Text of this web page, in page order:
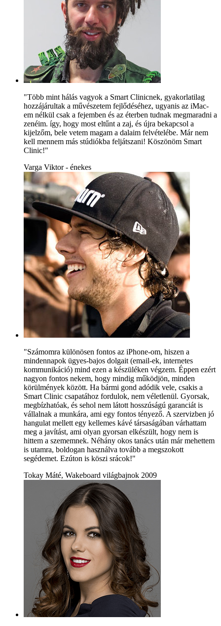
"Több mint hálás vagyok a Smart Clinicnek, gyakorlatilag
hozzájárultak a művészetem fejlődéséhez, ugyanis az iMac-
em nélkül csak a fejemben és az éterben tudnak megmaradni a
zenéim. így, hogy most eltűnt a zaj, és újra bekapcsol a
kijelzőm, bele vetem magam a dalaim felvételébe. Már nem
kell mennem más stúdiókba feljátszani! Köszönöm Smart
Clinic!"
Varga Viktor - énekes
"Számomra különösen fontos az iPhone-om, hiszen a
mindennapok ügyes-bajos dolgait (email-ek, internetes
kommunikáció) mind ezen a készüléken végzem. Éppen ezért
nagyon fontos nekem, hogy mindig működjön, minden
körülmények között. Ha bármi gond adódik vele, csakis a
Smart Clinic csapatához fordulok, nem véletlenül. Gyorsak,
megbízhatóak, és sehol nem látott hosszúságú garanciát is
vállalnak a munkára, ami egy fontos tényező. A szervizben jó
hangulat mellett egy kellemes kávé társaságában várhattam
meg a javítást, ami olyan gyorsan elkészült, hogy nem is
hittem a szememnek. Néhány okos tanács után már mehettem
is utamra, boldogan használva tovább a megszokott
segédemet. Ezúton is köszi srácok!"
Tokay Máté, Wakeboard világbajnok 2009